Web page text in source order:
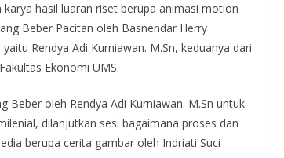
hasil luaran riset berupa animasi motion
Beber Pacitan oleh Basnendar Herry
Rendya Adi Kurniawan. M.Sn, keduanya dari
Ekonomi UMS.
Beber oleh Rendya Adi Kurniawan. M.Sn untuk
dilanjutkan sesi bagaimana proses dan
berupa cerita gambar oleh Indriati Suci